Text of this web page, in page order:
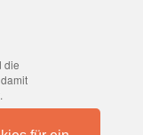
die